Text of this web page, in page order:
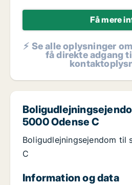
Få mere
⚡ Se alle oplysninger
få direkte adgang
5000 Odense C
Boligudlejningsejendom til
C
Information og data